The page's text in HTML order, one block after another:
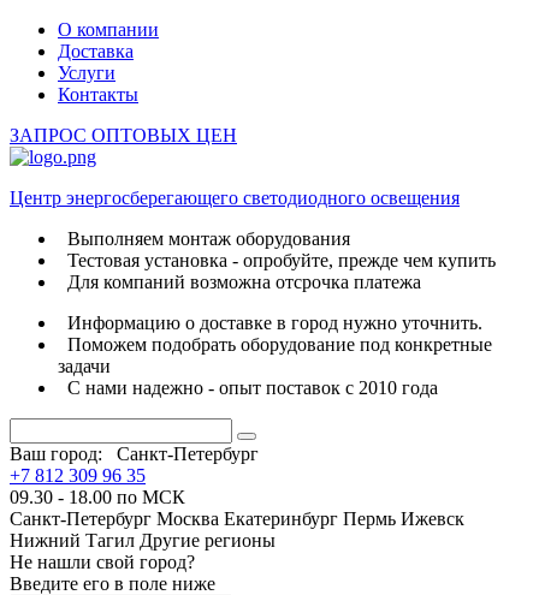
О компании
Доставка
Услуги
Контакты
ЗАПРОС ОПТОВЫХ ЦЕН
Центр энергосберегающего светодиодного освещения
Выполняем монтаж оборудования
Тестовая установка - опробуйте, прежде чем купить
Для компаний возможна отсрочка платежа
Информацию о доставке в город нужно уточнить.
Поможем подобрать оборудование под конкретные
задачи
С нами надежно - опыт поставок с 2010 года
Ваш город:
Санкт-Петербург
+7 812 309 96 35
09.30 - 18.00 по МСК
Санкт-Петербург Москва Екатеринбург Пермь Ижевск
Нижний Тагил Другие регионы
Не нашли свой город?
Введите его в поле ниже